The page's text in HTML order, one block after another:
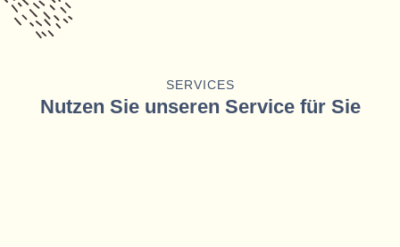
SERVICES
Nutzen Sie unseren Service für Sie